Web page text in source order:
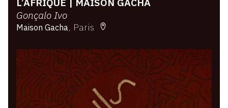
Gonçalo Ivo
Maison Gacha Paris